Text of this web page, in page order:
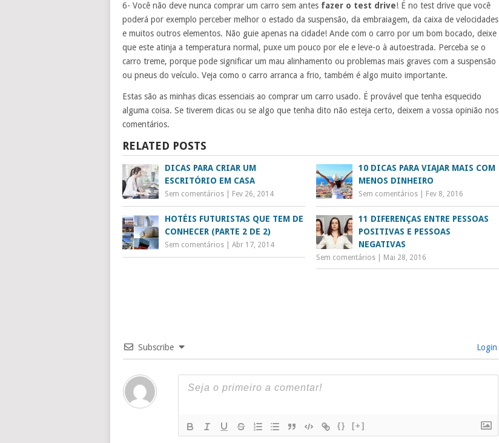
6- Você não deve nunca comprar um carro sem antes fazer o test drive! É no test drive que você
poderá por exemplo perceber melhor o estado da suspensão, da embraiagem, da caixa de velocidades
e muitos outros elementos. Não guie apenas na cidade! Ande com o carro por um bom bocado, deixe
que este atinja a temperatura normal, puxe um pouco por ele e leve-o à autoestrada. Perceba se o
carro treme, porque pode significar um mau alinhamento ou problemas mais graves com a suspensão
ou pneus do veículo. Veja como o carro arranca a frio, também é algo muito importante.
Estas são as minhas dicas essenciais ao comprar um carro usado. É provável que tenha esquecido
alguma coisa. Se tiverem dicas ou se algo que tenha dito não esteja certo, deixem a vossa opinião nos
comentários.
RELATED POSTS
DICAS PARA CRIAR UM
ESCRITÓRIO EM CASA
Sem comentários Fev 26, 2014
10 DICAS PARA VIAJAR MAIS COM
MENOS DINHEIRO
Sem comentários Fev 8, 2016
HOTÉIS FUTURISTAS QUE TEM DE
CONHECER (PARTE 2 DE 2)
Sem comentários Abr 17, 2014
11 DIFERENÇAS ENTRE PESSOAS
POSITIVAS E PESSOAS
NEGATIVAS
Sem comentários Mai 28, 2016
Subscribe Login
{} [+]